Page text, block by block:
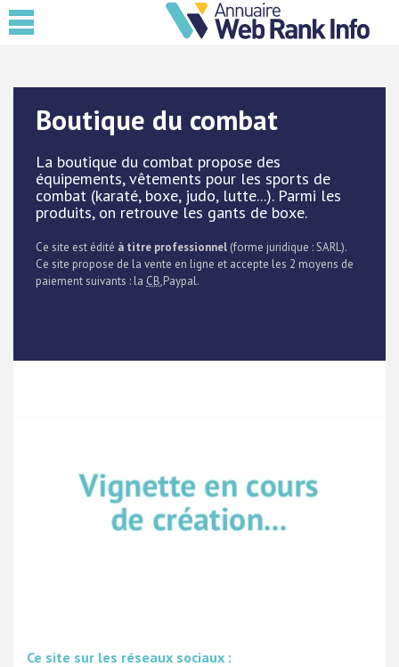
Boutique du combat
La boutique du combat propose des
équipements, vêtements pour les sports de
combat (karaté, boxe, judo, lutte...). Parmi les
produits, on retrouve les gants de boxe.
Ce site est édité à titre professionnel (forme juridique : SARL).
Ce site propose de la vente en ligne et accepte les 2 moyens de
paiement suivants : la CB,Paypal.
Ce site sur les réseaux sociaux :